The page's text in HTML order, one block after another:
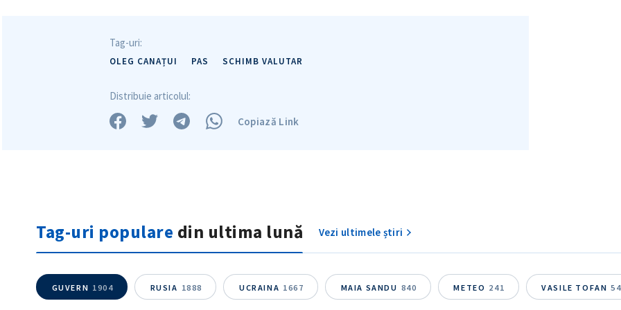
Tag-uri:
OLEG CANAȚUI PAS SCHIMB VALUTAR
Distribuie articolul:
Copiază Link
Tag-uri populare din ultima lună Vezi ultimele știri
GUVERN 1904 RUSIA 1888 UCRAINA 1667 MAIA SANDU 840 METEO 241 VASILE TOFAN 54